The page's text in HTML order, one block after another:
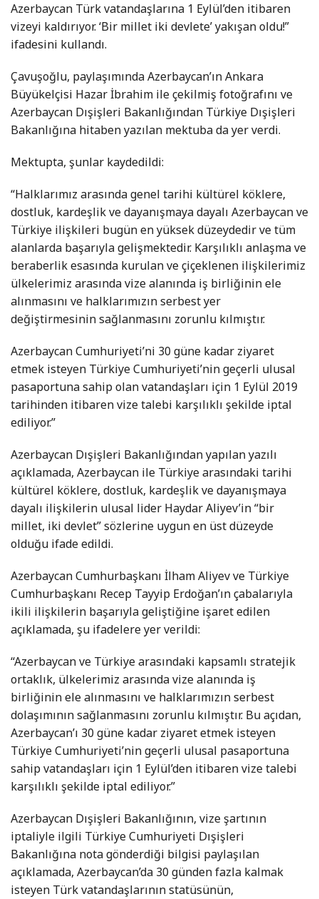
Azerbaycan Türk vatandaşlarına 1 Eylül’den itibaren
vizeyi kaldırıyor. ‘Bir millet iki devlete’ yakışan oldu!”
ifadesini kullandı.
Çavuşoğlu, paylaşımında Azerbaycan’ın Ankara
Büyükelçisi Hazar İbrahim ile çekilmiş fotoğrafını ve
Azerbaycan Dışişleri Bakanlığından Türkiye Dışişleri
Bakanlığına hitaben yazılan mektuba da yer verdi.
Mektupta, şunlar kaydedildi:
“Halklarımız arasında genel tarihi kültürel köklere,
dostluk, kardeşlik ve dayanışmaya dayalı Azerbaycan ve
Türkiye ilişkileri bugün en yüksek düzeydedir ve tüm
alanlarda başarıyla gelişmektedir. Karşılıklı anlaşma ve
beraberlik esasında kurulan ve çiçeklenen ilişkilerimiz
ülkelerimiz arasında vize alanında iş birliğinin ele
alınmasını ve halklarımızın serbest yer
değiştirmesinin sağlanmasını zorunlu kılmıştır.
Azerbaycan Cumhuriyeti’ni 30 güne kadar ziyaret
etmek isteyen Türkiye Cumhuriyeti’nin geçerli ulusal
pasaportuna sahip olan vatandaşları için 1 Eylül 2019
tarihinden itibaren vize talebi karşılıklı şekilde iptal
ediliyor.”
Azerbaycan Dışişleri Bakanlığından yapılan yazılı
açıklamada, Azerbaycan ile Türkiye arasındaki tarihi
kültürel köklere, dostluk, kardeşlik ve dayanışmaya
dayalı ilişkilerin ulusal lider Haydar Aliyev’in “bir
millet, iki devlet” sözlerine uygun en üst düzeyde
olduğu ifade edildi.
Azerbaycan Cumhurbaşkanı İlham Aliyev ve Türkiye
Cumhurbaşkanı Recep Tayyip Erdoğan’ın çabalarıyla
ikili ilişkilerin başarıyla geliştiğine işaret edilen
açıklamada, şu ifadelere yer verildi:
“Azerbaycan ve Türkiye arasındaki kapsamlı stratejik
ortaklık, ülkelerimiz arasında vize alanında iş
birliğinin ele alınmasını ve halklarımızın serbest
dolaşımının sağlanmasını zorunlu kılmıştır. Bu açıdan,
Azerbaycan’ı 30 güne kadar ziyaret etmek isteyen
Türkiye Cumhuriyeti’nin geçerli ulusal pasaportuna
sahip vatandaşları için 1 Eylül’den itibaren vize talebi
karşılıklı şekilde iptal ediliyor.”
Azerbaycan Dışişleri Bakanlığının, vize şartının
iptaliyle ilgili Türkiye Cumhuriyeti Dışişleri
Bakanlığına nota gönderdiği bilgisi paylaşılan
açıklamada, Azerbaycan’da 30 günden fazla kalmak
isteyen Türk vatandaşlarının statüsünün,